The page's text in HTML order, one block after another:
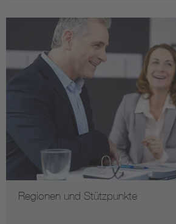
Regionen und Stützpunkte